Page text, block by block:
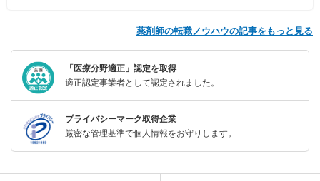
薬剤師の転職ノウハウの記事をもっと見る
「医療分野適正」認定を取得
適正認定事業者として認定されました。
プライバシーマーク取得企業
厳密な管理基準で個人情報をお守りします。